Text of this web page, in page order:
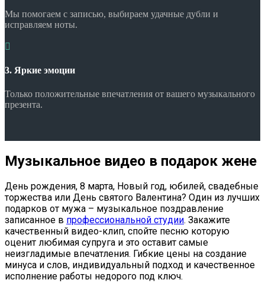
Мы помогаем с записью, выбираем удачные дубли и
исправляем ноты.

3. Яркие эмоции
Только положительные впечатления от вашего музыкального
презента.
Музыкальное видео в подарок жене
День рождения, 8 марта, Новый год, юбилей, свадебные
торжества или День святого Валентина? Один из лучших
подарков от мужа – музыкальное поздравление
записанное в профессиональной студии. Закажите
качественный видео-клип, спойте песню которую
оценит любимая супруга и это оставит самые
неизгладимые впечатления. Гибкие цены на создание
минуса и слов, индивидуальный подход и качественное
исполнение работы недорого под ключ.